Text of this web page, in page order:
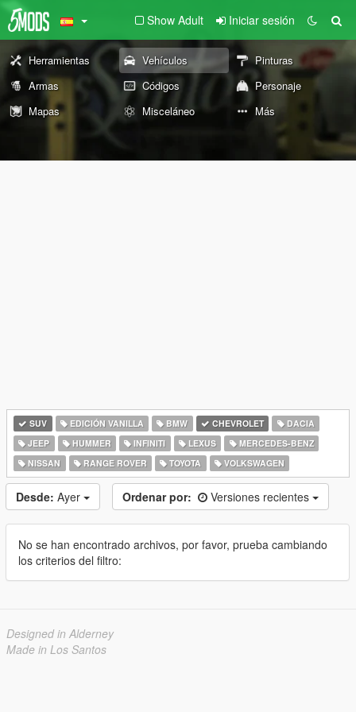
Show Adult Iniciar sesión
Herramientas Vehículos
Pinturas
Armas
Códigos
Personaje
Mapas
Misceláneo Más
SUV EDICIÓN VANILLA BMW CHEVROLET
DACIA
JEEP
HUMMER INFINITI LEXUS
MERCEDES-BENZ
NISSAN
RANGE ROVER TOYOTA VOLKSWAGEN
Desde: Ayer Ordenar por: Versiones recientes
No se han encontrado archivos, por favor, prueba cambiando
los criterios del filtro:
Designed in Alderney
Made in Los Santos